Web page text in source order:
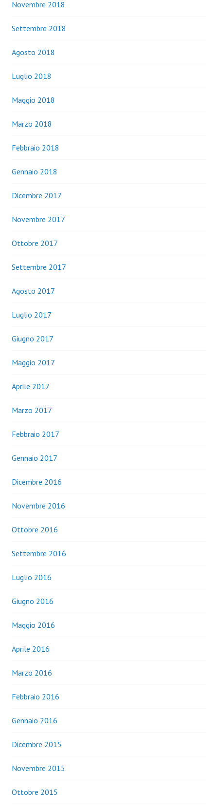
Novembre 2018
Settembre 2018
Agosto 2018
Luglio 2018
Maggio 2018
Marzo 2018
Febbraio 2018
Gennaio 2018
Dicembre 2017
Novembre 2017
Ottobre 2017
Settembre 2017
Agosto 2017
Luglio 2017
Giugno 2017
Maggio 2017
Aprile 2017
Marzo 2017
Febbraio 2017
Gennaio 2017
Dicembre 2016
Novembre 2016
Ottobre 2016
Settembre 2016
Luglio 2016
Giugno 2016
Maggio 2016
Aprile 2016
Marzo 2016
Febbraio 2016
Gennaio 2016
Dicembre 2015
Novembre 2015
Ottobre 2015